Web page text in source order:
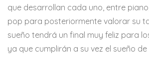
que desarrollan cada uno, entre
pop para posteriormente valorar su
sueño tendrá un final muy feliz para
ya que cumplirán a su vez el sueño